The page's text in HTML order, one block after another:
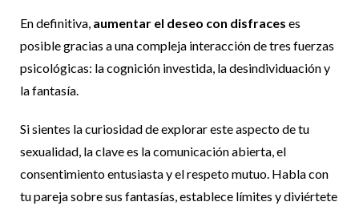
En definitiva, aumentar el deseo con disfraces es
posible gracias a una compleja interacción de tres fuerzas
psicológicas: la cognición investida, la desindividuación y
la fantasía.
Si sientes la curiosidad de explorar este aspecto de tu
sexualidad, la clave es la comunicación abierta, el
consentimiento entusiasta y el respeto mutuo. Habla con
tu pareja sobre sus fantasías, establece límites y diviértete